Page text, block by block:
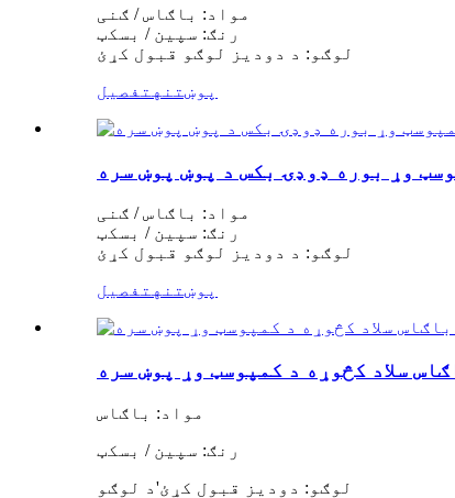
مواد: باګاس / ګنی
رنګ: سپین / بسکټ
لوګو: د دودیز لوګو قبول کړئ
پوښتنه تفصیل
وړ بوره ډوډۍ بکس د پوښ پوښ سره
مواد: باګاس / ګنی
رنګ: سپین / بسکټ
لوګو: د دودیز لوګو قبول کړئ
پوښتنهتفصیل
سلاد کڅوړه د کمپوسټ وړ پوښ سره
مواد: باګاس
رنګ: سپین / بسکټ
لوګو: دودیز قبول کړئ'د لوګو